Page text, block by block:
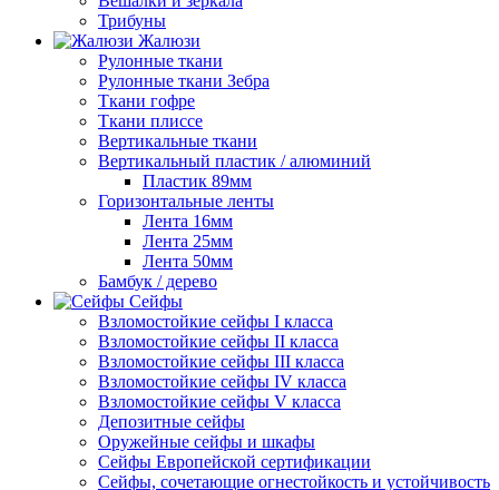
Трибуны
Жалюзи
Рулонные ткани
Рулонные ткани Зебра
Ткани гофре
Ткани плиссе
Вертикальные ткани
Вертикальный пластик / алюминий
Пластик 89мм
Горизонтальные ленты
Лента 16мм
Лента 25мм
Лента 50мм
Бамбук / дерево
Сейфы
Взломостойкие сейфы I класса
Взломостойкие сейфы II класса
Взломостойкие сейфы III класса
Взломостойкие сейфы IV класса
Взломостойкие сейфы V класса
Депозитные сейфы
Оружейные сейфы и шкафы
Сейфы Европейской сертификации
Сейфы, сочетающие огнестойкость и устойчивость